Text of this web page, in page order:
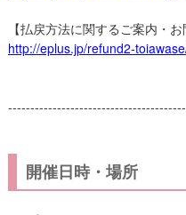
【払戻方法に関するご案内・お
http://eplus.jp/refund2-
開催日時・場所